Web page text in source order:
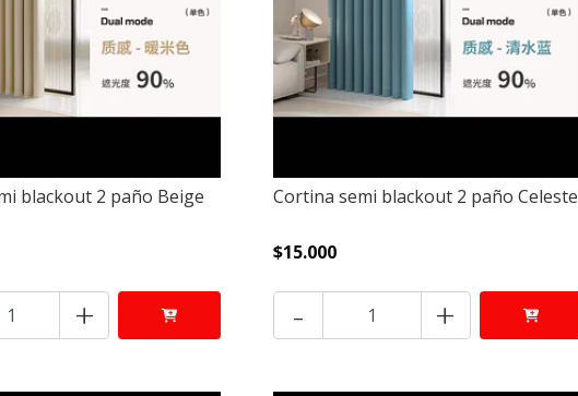
blackout 2 paño Beige
+
Cortina semi blackout 2 paño Celeste
$15.000
- +